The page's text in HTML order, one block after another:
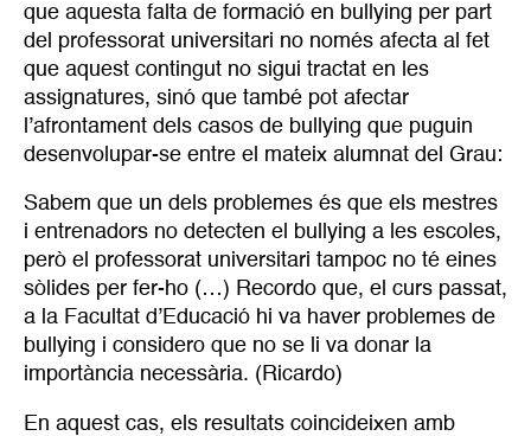
que aquesta falta de formació en bullying per part
del professorat universitari no només afecta al fet
que aquest contingut no sigui tractat en les
assignatures, sinó que també pot afectar
l’afrontament dels casos de bullying que puguin
desenvolupar-se entre el mateix alumnat del Grau:
Sabem que un dels problemes és que els mestres
i entrenadors no detecten el bullying a les escoles,
però el professorat universitari tampoc no té eines
sòlides per fer-ho (…) Recordo que, el curs passat,
a la Facultat d’Educació hi va haver problemes de
bullying i considero que no se li va donar la
importància necessària. (Ricardo)
En aquest cas, els resultats coincideixen amb